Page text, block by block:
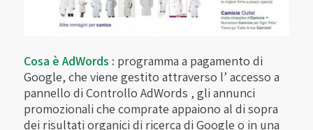
Cosa è AdWords : programma a pagamento di
Google, che viene gestito attraverso l’ accesso a
pannello di Controllo AdWords , gli annunci
promozionali che comprate appaiono al di sopra
dei risultati organici di ricerca di Google o in una